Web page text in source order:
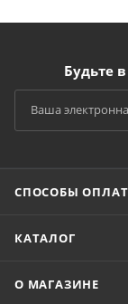
Будьте
СПОСОБЫ
КАТАЛОГ
О МАГАЗИНЕ